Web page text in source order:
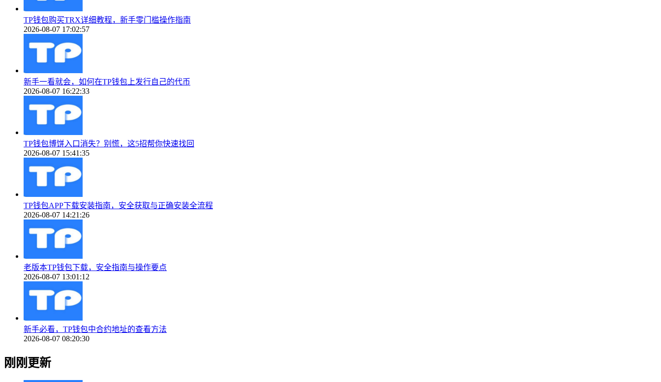
TP钱包购买TRX详细教程，新手零门槛操作指南
2026-08-07 17:02:57
新手一看就会，如何在TP钱包上发行自己的代币
2026-08-07 16:22:33
TP钱包博饼入口消失？别慌，这5招帮你快速找回
2026-08-07 15:41:35
TP钱包APP下载安装指南，安全获取与正确安装全流程
2026-08-07 14:21:26
老版本TP钱包下载，安全指南与操作要点
2026-08-07 13:01:12
新手必看，TP钱包中合约地址的查看方法
2026-08-07 08:20:30
刚刚更新